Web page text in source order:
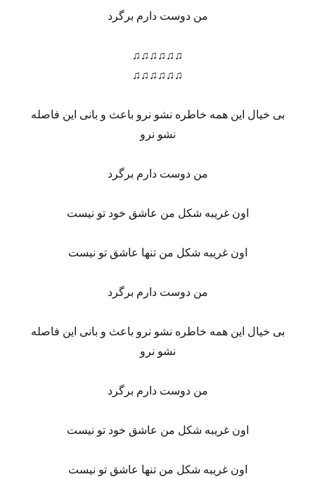
من دوست دارم برگرد
♫♫♫♫♫♫
♫♫♫♫♫♫
بی خیال این همه خاطره نشو نرو باعث و بانی این فاصله
نشو نرو
من دوست دارم برگرد
اون غریبه شکل من عاشق خود تو نیست
اون غریبه شکل من تنها عاشق تو نیست
من دوست دارم برگرد
بی خیال این همه خاطره نشو نرو باعث و بانی این فاصله
نشو نرو
من دوست دارم برگرد
اون غریبه شکل من عاشق خود تو نیست
اون غریبه شکل من تنها عاشق تو نیست